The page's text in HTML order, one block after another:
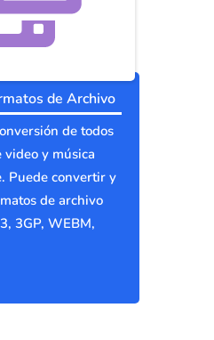
de Archivo
de todos
video y música
Puede convertir y
de archivo
3GP, WEBM,